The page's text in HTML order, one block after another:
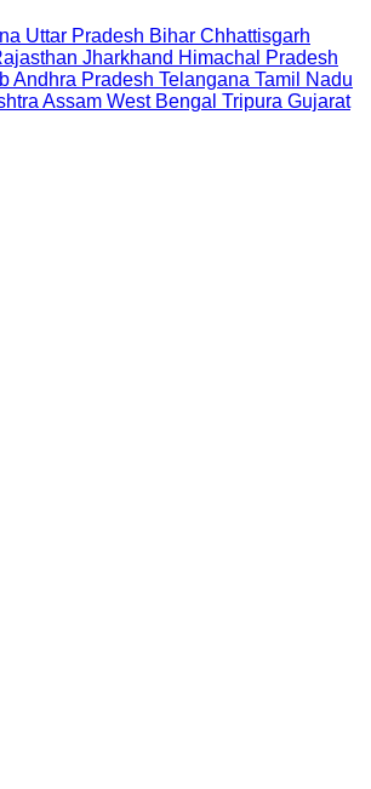
Uttar Pradesh Bihar Chhattisgarh
Jharkhand Himachal Pradesh
Andhra Pradesh Telangana Tamil Nadu
Assam West Bengal Tripura Gujarat